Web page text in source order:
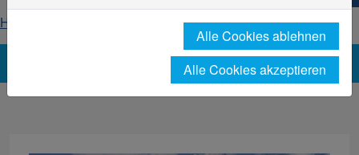
Home
News-Detailseite
Alle Cookies ablehnen
Alle Cookies akzeptieren